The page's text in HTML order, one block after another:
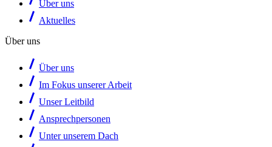
Über uns
Aktuelles
Über uns
Über uns
Im Fokus unserer Arbeit
Unser Leitbild
Ansprechpersonen
Unter unserem Dach